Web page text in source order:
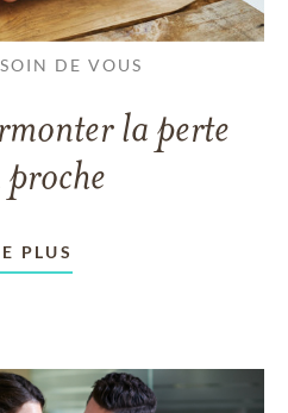
DE VOUS
la perte
PLUS